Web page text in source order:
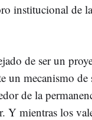
institucional de
de ser un
un mecanismo de
de la
Y mientras los